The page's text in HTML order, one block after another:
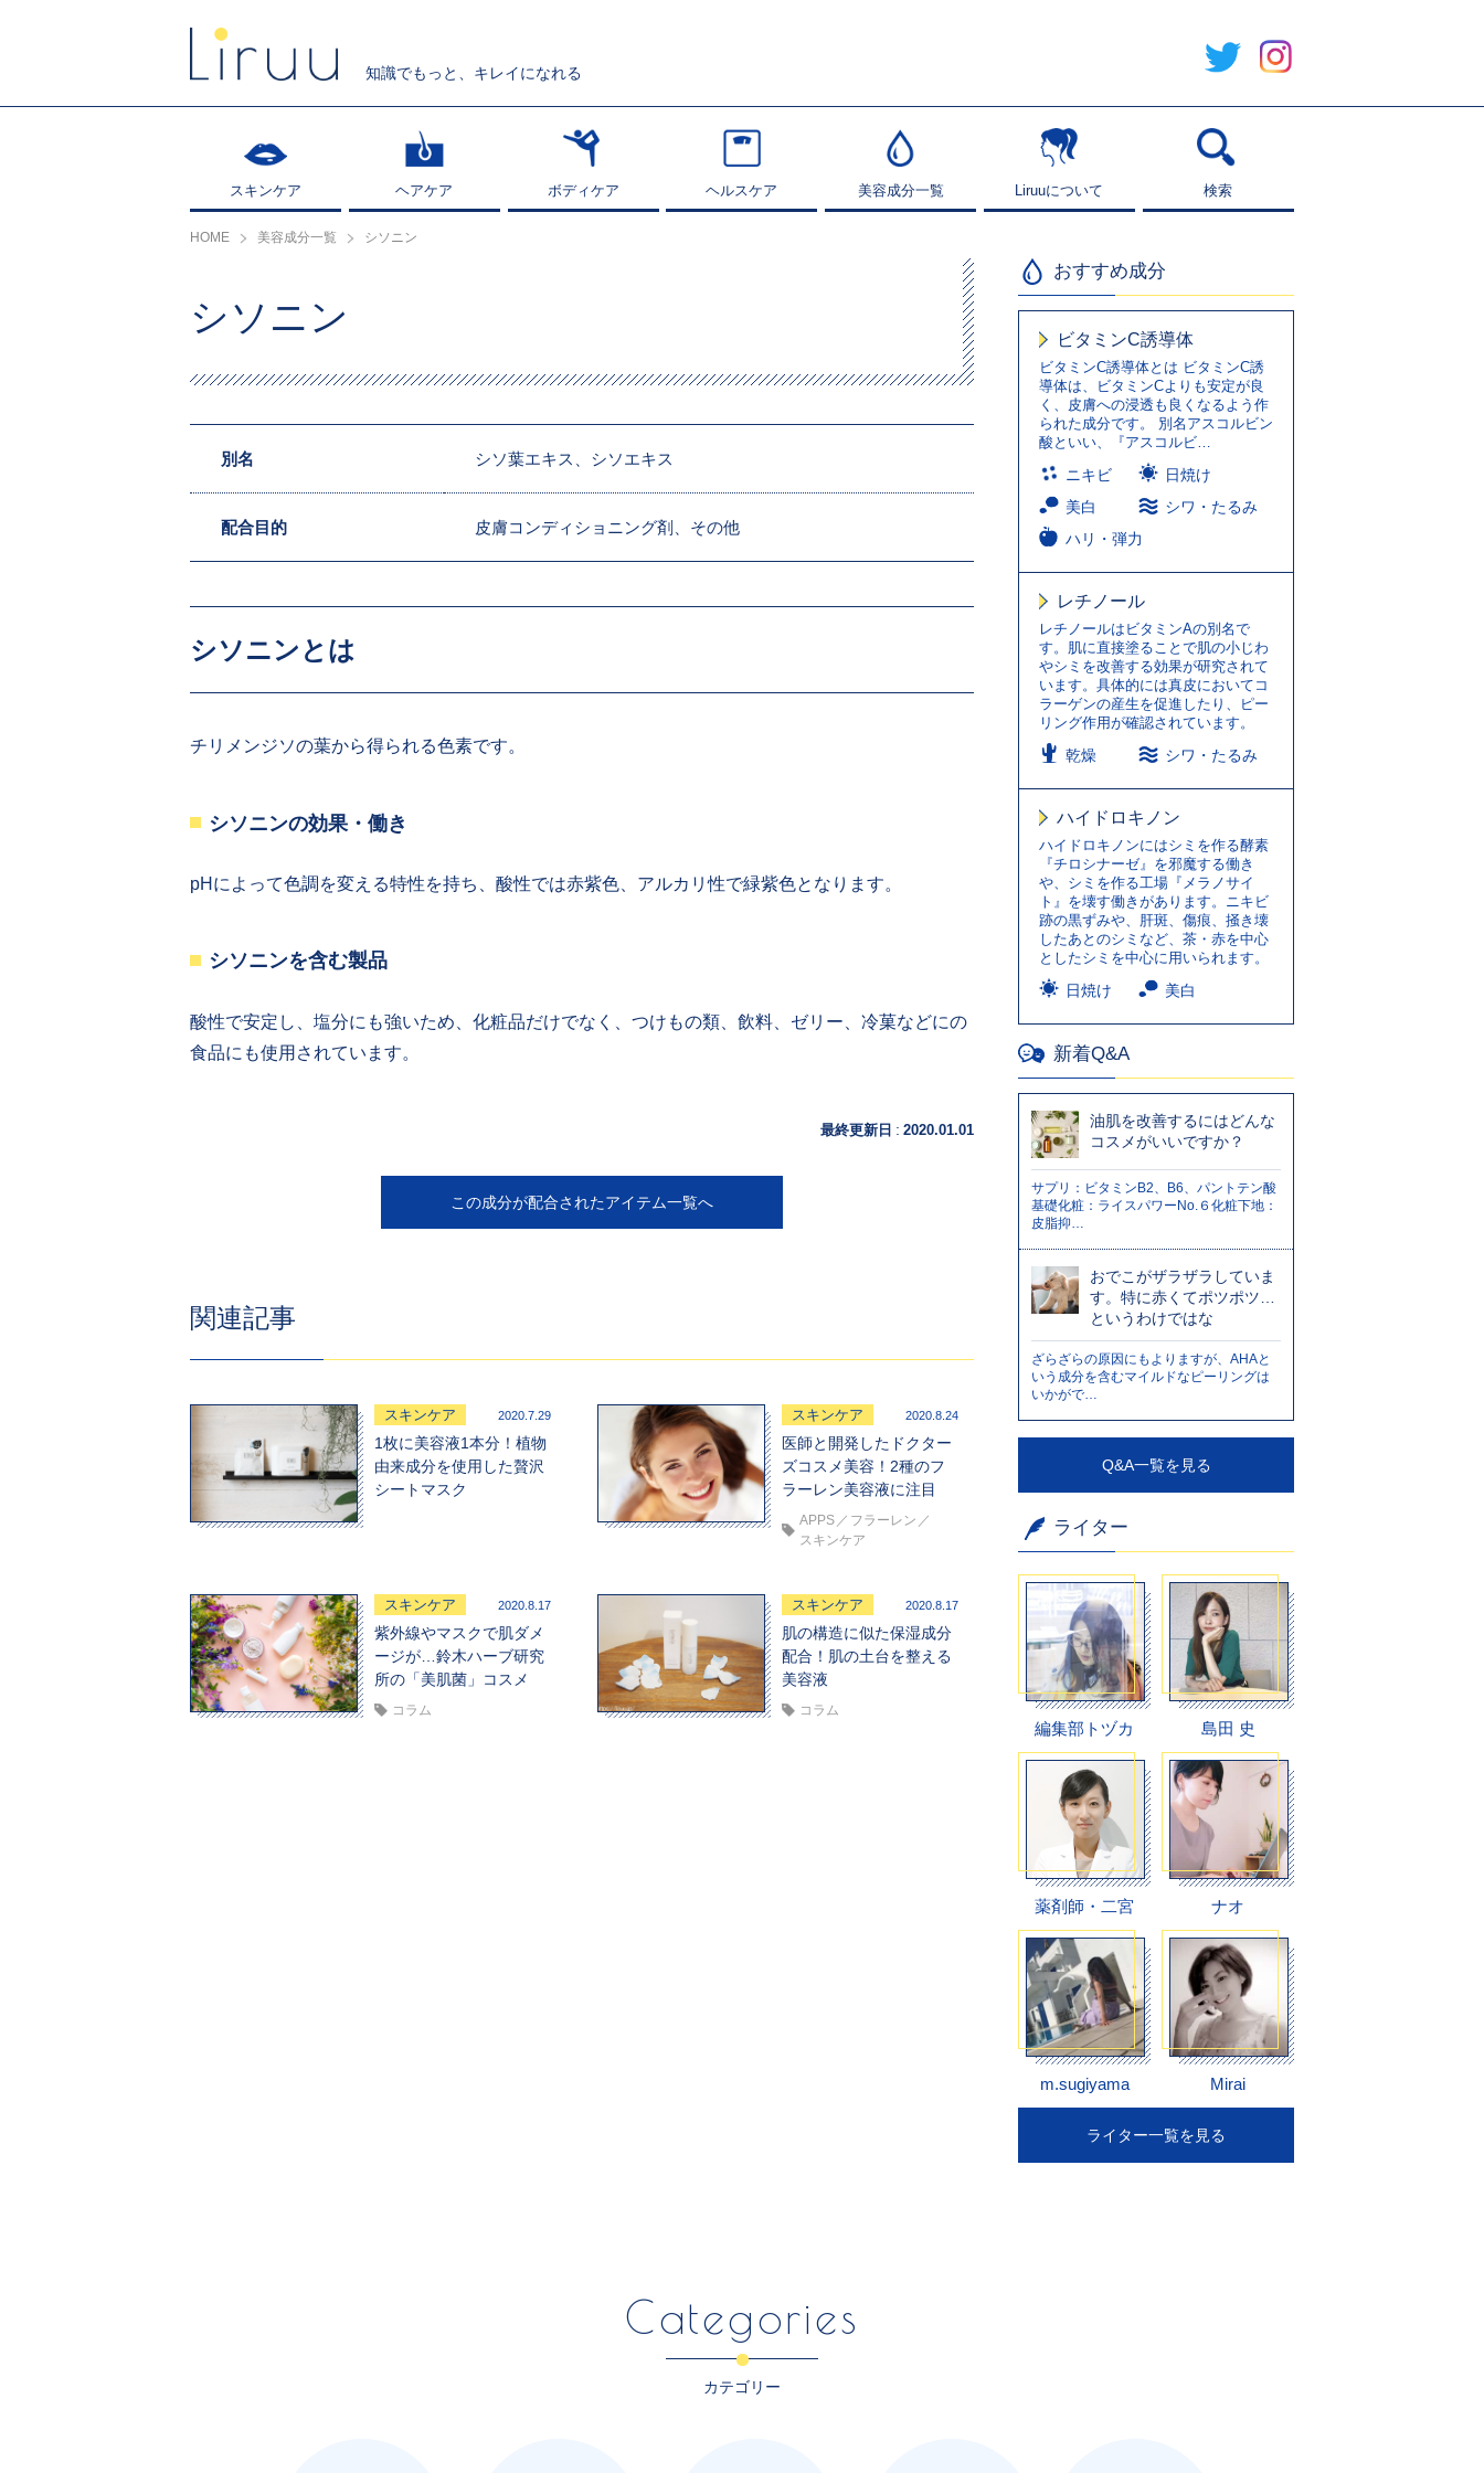
知識でもっと、キレイになれる
スキンケア
スキンケア ヘアケア
ヘアケア ボディケア
ボディケア ヘルスケア
ヘルスケア 美容成分一覧
美容成分一覧 Liruuについて
Liruuについて 検索
検索
HOME 美容成分一覧 シソニン
シソニン
別名 シソ葉エキス、シソエキス
配合目的 皮膚コンディショニング剤、その他
シソニンとは
チリメンジソの葉から得られる色素です。
シソニンの効果・働き
pHによって色調を変える特性を持ち、酸性では赤紫色、アルカリ性で緑紫色となります。
シソニンを含む製品
酸性で安定し、塩分にも強いため、化粧品だけでなく、つけもの類、飲料、ゼリー、冷菓などにの
食品にも使用されています。
最終更新日 : 2020.01.01
この成分が配合されたアイテム一覧へ
関連記事
スキンケア 2020.7.29
1枚に美容液1本分！植物
由来成分を使用した贅沢
シートマスク
スキンケア 2020.8.24
医師と開発したドクター
ズコスメ美容！2種のフ
ラーレン美容液に注目
APPS
フラーレン
スキンケア
スキンケア 2020.8.17
紫外線やマスクで肌ダメ
ージが…鈴木ハーブ研究
所の「美肌菌」コスメ
コラム
スキンケア 2020.8.17
肌の構造に似た保湿成分
配合！肌の土台を整える
美容液
コラム
おすすめ成分
ビタミンC誘導体
ビタミンC誘導体とは ビタミンC誘
導体は、ビタミンCよりも安定が良
く、皮膚への浸透も良くなるよう作
られた成分です。 別名アスコルビン
酸といい、『アスコルビ…
ニキビ
日焼け
美白
シワ・たるみ
ハリ・弾力
レチノール
レチノールはビタミンAの別名で
す。肌に直接塗ることで肌の小じわ
やシミを改善する効果が研究されて
います。具体的には真皮においてコ
ラーゲンの産生を促進したり、ピー
リング作用が確認されています。
乾燥 シワ・たるみ
ハイドロキノン
ハイドロキノンにはシミを作る酵素
『チロシナーゼ』を邪魔する働き
や、シミを作る工場『メラノサイ
ト』を壊す働きがあります。ニキビ
跡の黒ずみや、肝斑、傷痕、掻き壊
したあとのシミなど、茶・赤を中心
としたシミを中心に用いられます。
日焼け 美白
新着Q&A
油肌を改善するにはどんな
コスメがいいですか？
サプリ：ビタミンB2、B6、パントテン酸
基礎化粧：ライスパワーNo.６化粧下地：
皮脂抑…
おでこがザラザラしていま
す。特に赤くてポツポツ…
というわけではな
ざらざらの原因にもよりますが、AHAと
いう成分を含むマイルドなピーリングは
いかがで…
Q&A一覧を見る
ライター
編集部トヅカ 島田 史
薬剤師・二宮 ナオ
m.sugiyama Mirai
ライター一覧を見る
Categories
カテゴリー